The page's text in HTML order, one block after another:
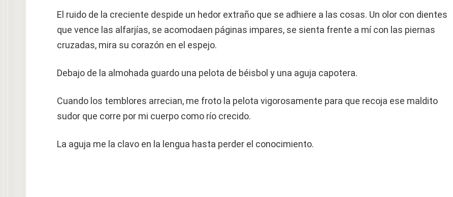
El ruido de la creciente despide un hedor extraño que se adhiere a las cosas. Un olor con dientes
que vence las alfarjías, se acomodaen páginas impares, se sienta frente a mí con las piernas
cruzadas, mira su corazón en el espejo.
Debajo de la almohada guardo una pelota de béisbol y una aguja capotera.
Cuando los temblores arrecian, me froto la pelota vigorosamente para que recoja ese maldito
sudor que corre por mi cuerpo como río crecido.
La aguja me la clavo en la lengua hasta perder el conocimiento.